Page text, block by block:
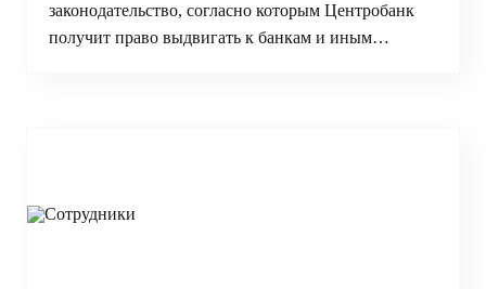
законодательство, согласно которым Центробанк
получит право выдвигать к банкам и иным…